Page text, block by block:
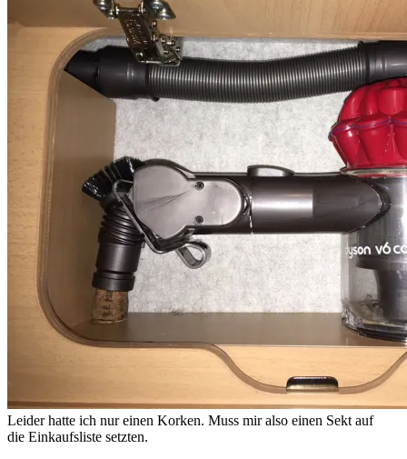
Leider hatte ich nur einen Korken. Muss mir also einen Sekt auf
die Einkaufsliste setzten.